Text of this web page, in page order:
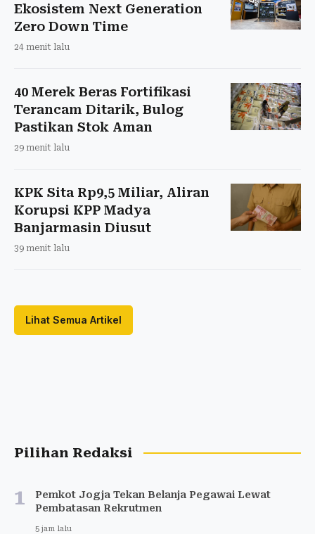
Ekosistem Next Generation
Zero Down Time
24 menit lalu
40 Merek Beras Fortifikasi
Terancam Ditarik, Bulog
Pastikan Stok Aman
29 menit lalu
KPK Sita Rp9,5 Miliar, Aliran
Korupsi KPP Madya
Banjarmasin Diusut
39 menit lalu
Lihat Semua Artikel
Pilihan Redaksi
1
Pemkot Jogja Tekan Belanja Pegawai Lewat
Pembatasan Rekrutmen
5 jam lalu